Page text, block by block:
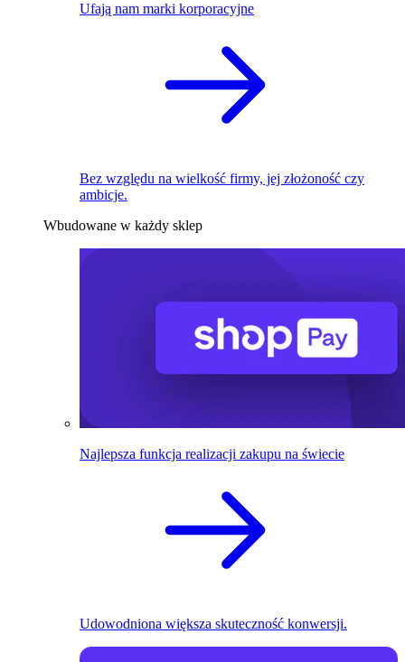
Ufają nam marki korporacyjne
Bez względu na wielkość firmy, jej złożoność czy
ambicje.
Wbudowane w każdy sklep
Najlepsza funkcja realizacji zakupu na świecie
Udowodniona większa skuteczność konwersji.